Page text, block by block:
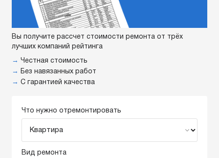
Что нужно отремонтировать
Вид ремонта
Вы получите рассчет стоимости ремонта от трёх
лучших компаний рейтинга
→ Честная стоимость
→
Без навязанных работ
→ С гарантией качества